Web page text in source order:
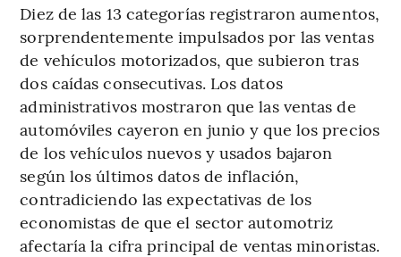
Diez de las 13 categorías registraron aumentos,
sorprendentemente impulsados por las ventas
de vehículos motorizados, que subieron tras
dos caídas consecutivas. Los datos
administrativos mostraron que las ventas de
automóviles cayeron en junio y que los precios
de los vehículos nuevos y usados bajaron
según los últimos datos de inflación,
contradiciendo las expectativas de los
economistas de que el sector automotriz
afectaría la cifra principal de ventas minoristas.